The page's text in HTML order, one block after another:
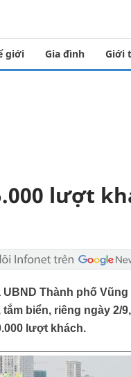
giới Gia đình Giới
lượt
Thành phố
biển, riêng ngày 2/
lượt khách.